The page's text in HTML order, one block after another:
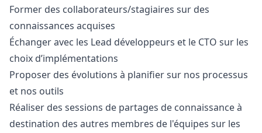
Former des collaborateurs/stagiaires sur des
connaissances acquises
Échanger avec les Lead développeurs et le CTO sur les
choix d’implémentations
Proposer des évolutions à planifier sur nos processus
et nos outils
Réaliser des sessions de partages de connaissance à
destination des autres membres de l'équipes sur les